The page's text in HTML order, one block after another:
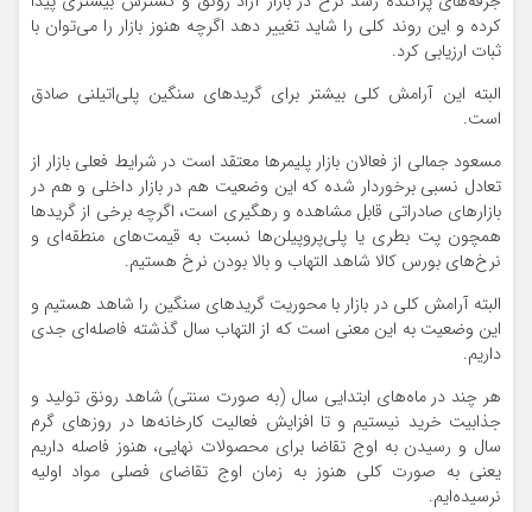
کرده و این روند کلی را شاید تغییر دهد اگرچه هنوز بازار را می‌توان با
ثبات ارزیابی کرد.
البته این آرامش کلی بیشتر برای گریدهای سنگین پلی‌اتیلنی صادق
است.
مسعود جمالی از فعالان بازار پلیمرها معتقد است در شرایط فعلی بازار از
تعادل نسبی برخوردار شده که این وضعیت هم در بازار داخلی و هم در
بازارهای صادراتی قابل مشاهده و رهگیری است، اگرچه برخی از گریدها
همچون پت بطری یا پلی‌پروپیلن‌ها نسبت به قیمت‌های منطقه‌ای و
نرخ‌های بورس کالا شاهد التهاب و بالا بودن نرخ هستیم.
البته آرامش کلی در بازار با محوریت گریدهای سنگین را شاهد هستیم و
این وضعیت به این معنی است که از التهاب سال گذشته فاصله‌ای جدی
داریم.
هر چند در ماه‌های ابتدایی سال (به‌ صورت سنتی) شاهد رونق تولید و
جذابیت خرید نیستیم و تا افزایش فعالیت کارخانه‌ها در روزهای گرم
سال و رسیدن به اوج تقاضا برای محصولات نهایی، هنوز فاصله داریم
یعنی به‌ صورت کلی هنوز به زمان اوج تقاضای فصلی مواد اولیه
نرسیده‌ایم.